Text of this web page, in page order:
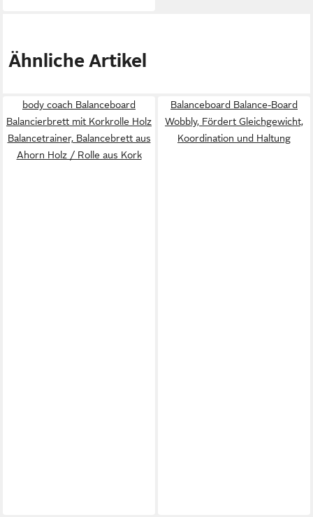
Ähnliche Artikel
body coach Balanceboard
Balancierbrett mit Korkrolle Holz
Balancetrainer, Balancebrett aus
Ahorn Holz / Rolle aus Kork
Balanceboard Balance-Board
Wobbly, Fördert Gleichgewicht,
Koordination und Haltung